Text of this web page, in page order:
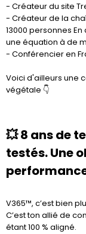
- Créateur du site
- Créateur de la
13000 personnes
une équation à de
- Conférencier en
Voici d'ailleurs une
végétale 👇
💥 8 ans de
testés. Une
V365™, c’est bien
C’est ton allié de
étant 100 % aligné.